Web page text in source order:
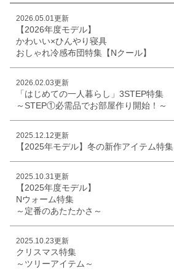
2026.05.01更新
【2026年度モデル】
かわいい×ひんやり寝具
おしゃれ冷感布団特集【Nクール】
2026.02.03更新
「はじめての一人暮らし」3STEP特集
～STEP①必需品でお部屋作り開始！～
2025.12.12更新
【2025年モデル】冬の新作アイテム特集
2025.10.31更新
【2025年度モデル】
Nウォーム特集
～定番のあたたかさ～
2025.10.23更新
クリスマス特集
～ツリーアイテム～